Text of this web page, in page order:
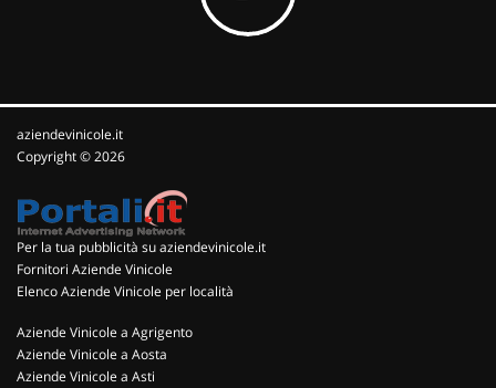
aziendevinicole.it
Copyright © 2026
Per la tua pubblicità su aziendevinicole.it
Fornitori Aziende Vinicole
Elenco Aziende Vinicole per località
Aziende Vinicole a Agrigento
Aziende Vinicole a Aosta
Aziende Vinicole a Asti